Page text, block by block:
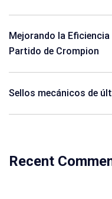
Mejorando la
Partido de Crompion
Sellos mecánicos de
Recent